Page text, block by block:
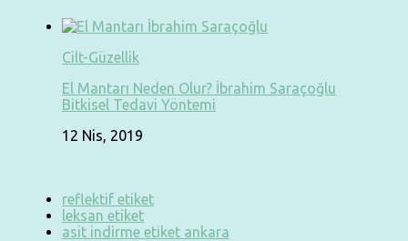
Cilt-Güzellik
El Mantarı Neden Olur? İbrahim Saraçoğlu
Bitkisel Tedavi Yöntemi
12 Nis, 2019
reflektif etiket
leksan etiket
asit indirme etiket ankara